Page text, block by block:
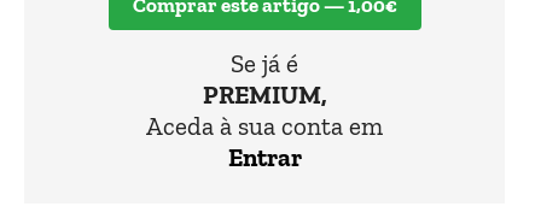
Comprar este artigo — 1,00€
Se já é
PREMIUM,
Aceda à sua conta em
Entrar